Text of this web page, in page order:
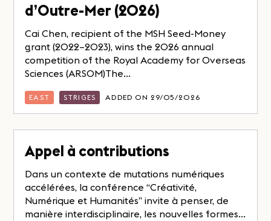
d’Outre-Mer (2026)
Cai Chen, recipient of the MSH Seed-Money
grant (2022–2023), wins the 2026 annual
competition of the Royal Academy for Overseas
Sciences (ARSOM)The...
EAST STRIGES ADDED ON 29/05/2026
Appel à contributions
Dans un contexte de mutations numériques
accélérées, la conférence “Créativité,
Numérique et Humanités” invite à penser, de
manière interdisciplinaire, les nouvelles formes...